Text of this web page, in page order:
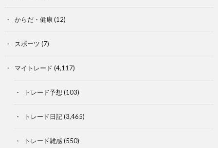
からだ・健康(12)
スポーツ (7)
マイトレード (4,117)
トレード予想 (103)
トレード日記(3,465)
トレード雑感(550)